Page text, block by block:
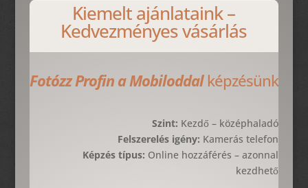
Kiemelt ajánlataink –
Kedvezményes vásárlás
Fotózz Profin a Mobiloddalképzésünk
Szint: Kezdő – középhaladó
Felszerelés igény: Kamerás telefon
Képzés típus: Online hozzáférés – azonnal
kezdhető